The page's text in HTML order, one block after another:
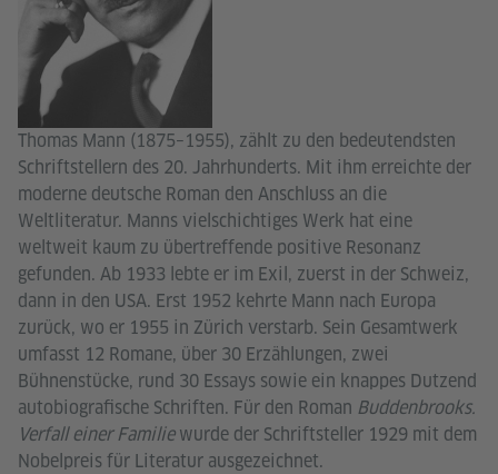
Thomas Mann (1875–1955), zählt zu den bedeutendsten
Schriftstellern des 20. Jahrhunderts. Mit ihm erreichte der
moderne deutsche Roman den Anschluss an die
Weltliteratur. Manns vielschichtiges Werk hat eine
weltweit kaum zu übertreffende positive Resonanz
gefunden. Ab 1933 lebte er im Exil, zuerst in der Schweiz,
dann in den USA. Erst 1952 kehrte Mann nach Europa
zurück, wo er 1955 in Zürich verstarb. Sein Gesamtwerk
umfasst 12 Romane, über 30 Erzählungen, zwei
Bühnenstücke, rund 30 Essays sowie ein knappes Dutzend
autobiografische Schriften. Für den Roman Buddenbrooks.
Verfall einer Familiewurde der Schriftsteller 1929 mit dem
Nobelpreis für Literatur ausgezeichnet.